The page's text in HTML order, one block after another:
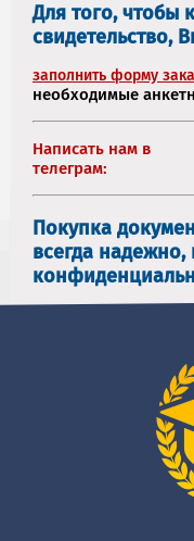
Для того, чтобы
свидетельство,
заполнить форму
необходимые
Написать нам в
телеграм:
Покупка
всегда